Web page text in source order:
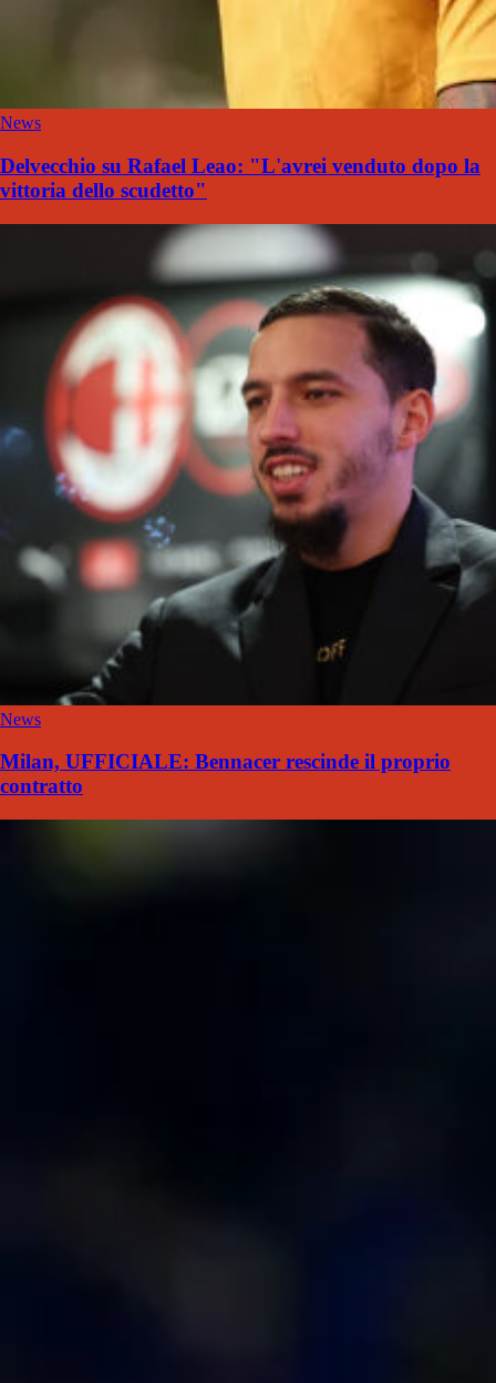
News
Delvecchio su Rafael Leao: "L'avrei venduto dopo la
vittoria dello scudetto"
News
Milan, UFFICIALE: Bennacer rescinde il proprio
contratto